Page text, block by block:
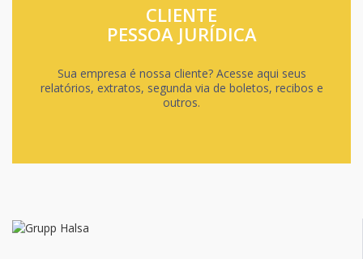
CLIENTE
PESSOA JURÍDICA
Sua empresa é nossa cliente? Acesse aqui seus
relatórios, extratos, segunda via de boletos, recibos e
outros.